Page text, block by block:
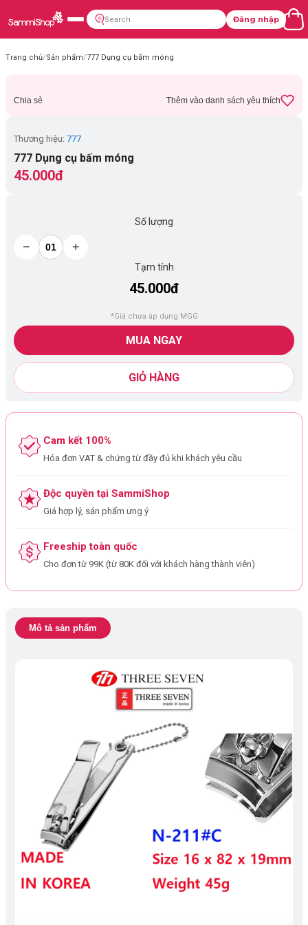
Đăng nhập
Trang chủ/Sản phẩm/777 Dụng cụ bấm móng
Chia sẻ Thêm vào danh sách yêu thích
Thương hiệu: 777
777 Dụng cụ bấm móng
45.000đ
Số lượng
− +
Tạm tính
45.000đ
*Giá chưa áp dụng MGG
MUA NGAY
GIỎ HÀNG
Cam kết 100%
Hóa đơn VAT & chứng từ đầy đủ khi khách yêu cầu
Độc quyền tại SammiShop
Giá hợp lý, sản phẩm ưng ý
Freeship toàn quốc
Cho đơn từ 99K (từ 80K đối với khách hàng thành viên)
Mô tả sản phẩm